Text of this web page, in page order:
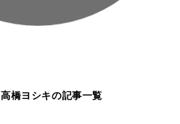
高橋ヨシキの記事一覧